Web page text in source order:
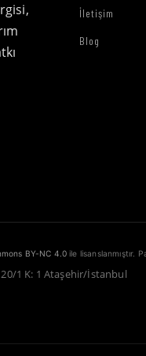
İletişim
Blog
BY-NC 4.0 ile lisanslanmıştır.
1 K: 1 Ataşehir/İstanbul